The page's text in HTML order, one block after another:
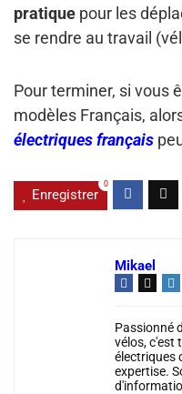
pratique pour les
se rendre au travail
Pour terminer, si vous
modèles Français,
électriques français
Enregistrer
0
Mikael
Passionné
vélos, c'est
électriques
expertise.